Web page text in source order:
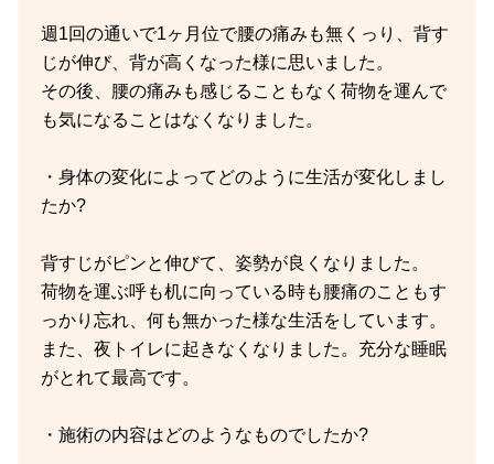
週1回の通いで1ヶ月位で腰の痛みも無くっり、背す
じが伸び、背が高くなった様に思いました。
その後、腰の痛みも感じることもなく荷物を運んで
も気になることはなくなりました。
・身体の変化によってどのように生活が変化しまし
たか?
背すじがピンと伸びて、姿勢が良くなりました。
荷物を運ぶ呼も机に向っている時も腰痛のこともす
っかり忘れ、何も無かった様な生活をしています。
また、夜トイレに起きなくなりました。充分な睡眠
がとれて最高です。
・施術の内容はどのようなものでしたか?